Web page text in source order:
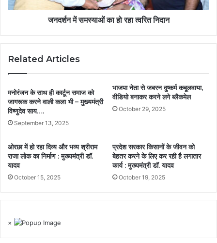
जनदर्शन में समस्याओं का हो रहा त्वरित निदान
Related Articles
मनोरंजन के साथ ही कार्टून समाज को
जागरूक करने वाली कला भी – मुख्यमंत्री
विष्णुदेव साय….
September 13, 2025
भाजपा नेता से जबरन दुष्कर्म कबूलवाया,
वीडियो बनाकर करने लगे ब्लैकमेल
October 29, 2025
ओरछा में हो रहा दिव्य और भव्य श्रीराम
राजा लोक का निर्माण : मुख्यमंत्री डॉ.
यादव
October 15, 2025
प्रदेश सरकार किसानों के जीवन को
बेहतर करने के लिए कर रही है लगातार
कार्य : मुख्यमंत्री डॉ. यादव
October 19, 2025
×